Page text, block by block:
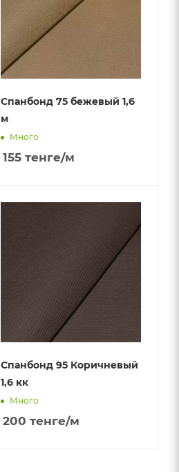
Спанбонд 75 бежевый 1,6
м
Много
155 тенге/м
Спанбонд 95 Коричневый
1,6 кк
Много
200 тенге/м